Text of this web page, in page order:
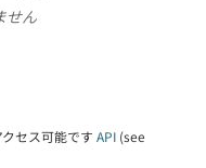
せん
セス可能です API (see